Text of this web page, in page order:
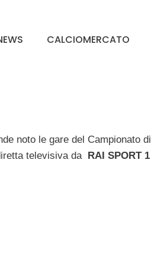
CALCIOMERCATO
noto le gare del Campionato di
televisiva da RAI SPORT 1